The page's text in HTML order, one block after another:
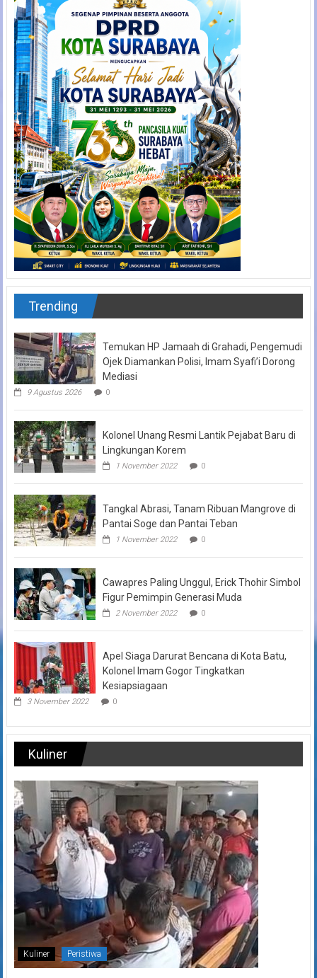
Trending
Temukan HP Jamaah di Grahadi, Pengemudi
Ojek Diamankan Polisi, Imam Syafi’i Dorong
Mediasi
9 Agustus 2026 0
Kolonel Unang Resmi Lantik Pejabat Baru di
Lingkungan Korem
1 November 2022 0
Tangkal Abrasi, Tanam Ribuan Mangrove di
Pantai Soge dan Pantai Teban
1 November 2022 0
Cawapres Paling Unggul, Erick Thohir Simbol
Figur Pemimpin Generasi Muda
2 November 2022 0
Apel Siaga Darurat Bencana di Kota Batu,
Kolonel Imam Gogor Tingkatkan
Kesiapsiagaan
3 November 2022 0
Kuliner
Kuliner Peristiwa